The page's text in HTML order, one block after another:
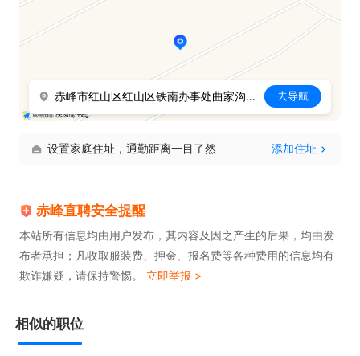
赤峰市红山区红山区铁南办事处曲家沟村70号 去导航
设置家庭住址，通勤距离一目了然 添加住址
赤峰直聘安全提醒
本站所有信息均由用户发布，其内容及因之产生的后果，均由发
布者承担；凡收取服装费、押金、报名费等各种费用的信息均有
欺诈嫌疑，请保持警惕。 立即举报 >
相似的职位